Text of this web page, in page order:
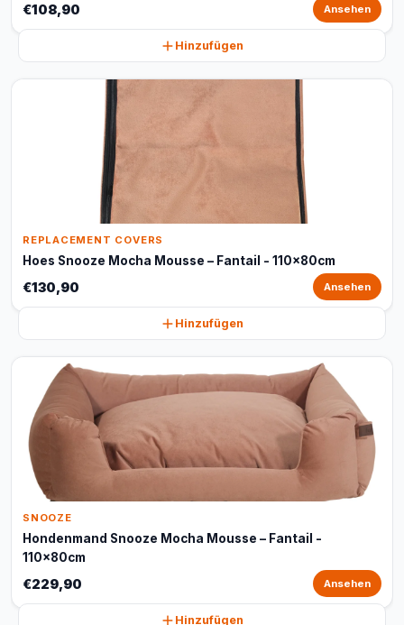
€108,90 Ansehen
Hinzufügen
REPLACEMENT COVERS
Hoes Snooze Mocha Mousse – Fantail - 110x80cm
€130,90 Ansehen
Hinzufügen
SNOOZE
Hondenmand Snooze Mocha Mousse – Fantail -
110x80cm
€229,90 Ansehen
Hinzufügen